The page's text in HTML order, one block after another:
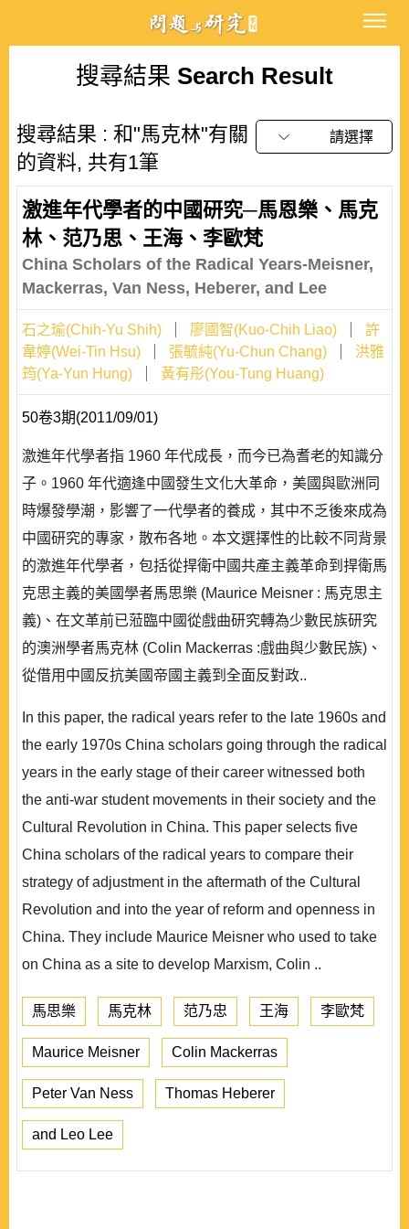
搜尋結果 Search Result
搜尋結果 : 和"馬克林"有關
的資料, 共有1筆
請選擇
激進年代學者的中國研究─馬恩樂、馬克
林、范乃思、王海、李歐梵
China Scholars of the Radical Years-Meisner,
Mackerras, Van Ness, Heberer, and Lee
石之瑜(Chih-Yu Shih) 廖國智(Kuo-Chih Liao)
許
韋婷(Wei-Tin Hsu)
張毓純(Yu-Chun Chang)
洪雅
筠(Ya-Yun Hung)
黃有彤(You-Tung Huang)
50卷3期(2011/09/01)
激進年代學者指 1960 年代成長，而今已為耆老的知識分
子。1960 年代適逢中國發生文化大革命，美國與歐洲同
時爆發學潮，影響了一代學者的養成，其中不乏後來成為
中國研究的專家，散布各地。本文選擇性的比較不同背景
的激進年代學者，包括從捍衛中國共產主義革命到捍衛馬
克思主義的美國學者馬思樂 (Maurice Meisner : 馬克思主
義)、在文革前已蒞臨中國從戲曲研究轉為少數民族研究
的澳洲學者馬克林 (Colin Mackerras :戲曲與少數民族)、
從借用中國反抗美國帝國主義到全面反對政..
In this paper, the radical years refer to the late 1960s and
the early 1970s China scholars going through the radical
years in the early stage of their career witnessed both
the anti-war student movements in their society and the
Cultural Revolution in China. This paper selects five
China scholars of the radical years to compare their
strategy of adjustment in the aftermath of the Cultural
Revolution and into the year of reform and openness in
China. They include Maurice Meisner who used to take
on China as a site to develop Marxism, Colin ..
馬思樂 馬克林 范乃忠 王海 李歐梵
Maurice Meisner Colin Mackerras
Peter Van Ness Thomas Heberer
and Leo Lee